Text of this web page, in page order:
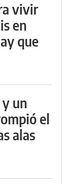
vivir
en
que
un
el
alas